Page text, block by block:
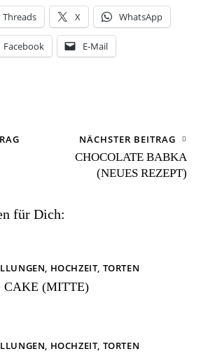
Threads X WhatsApp
Facebook E-Mail
NÄCHSTER BEITRAG
CHOCOLATE BABKA
(NEUES REZEPT)
für Dich:
, HOCHZEIT, TORTEN
CAKE (MITTE)
HOCHZEIT, TORTEN